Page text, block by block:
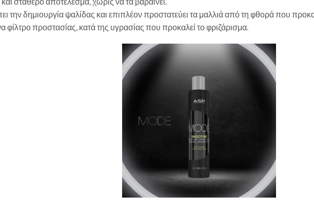
την δημιουργία ψαλίδας και επιπλέον προστατεύει τα μαλλιά από τη φθορά που
φίλτρο προστασίας, κατά της υγρασίας που προκαλεί το φριζάρισμα.